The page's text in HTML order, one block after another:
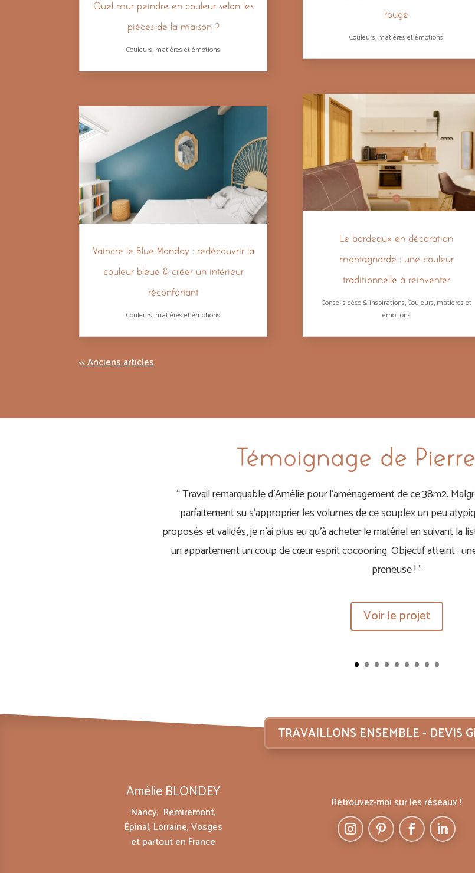
Quel mur peindre en couleur selon les
pièces de la maison ?
Couleurs, matières et émotions
Vaincre le Blue Monday : redécouvrir la
couleur bleue & créer un intérieur
réconfortant
Couleurs, matières et émotions
rouge
Couleurs, matières et émotions
Le bordeaux en décoration
montagnarde : une couleur
traditionnelle à réinventer
Conseils déco & inspirations,Couleurs, matières et
émotions
« Entrées précédentes
Témoignage de
“Travail remarquable d’Amélie pour l’aménagement de ce 38m2.
parfaitement su s’approprier les volumes de ce souplex un peu
proposés et validés, je n’ai plus eu qu’à acheter le matériel en suivant la
un appartement un coup de cœur esprit cocooning. Objectif atteint :
preneuse !”
Voir le projet
TRAVAILLONS ENSEMBLE - DEVIS
Amélie BLONDEY
Nancy, Remiremont,
Épinal, Lorraine, Vosges
et partout en France
Retrouvez-moi sur les réseaux !